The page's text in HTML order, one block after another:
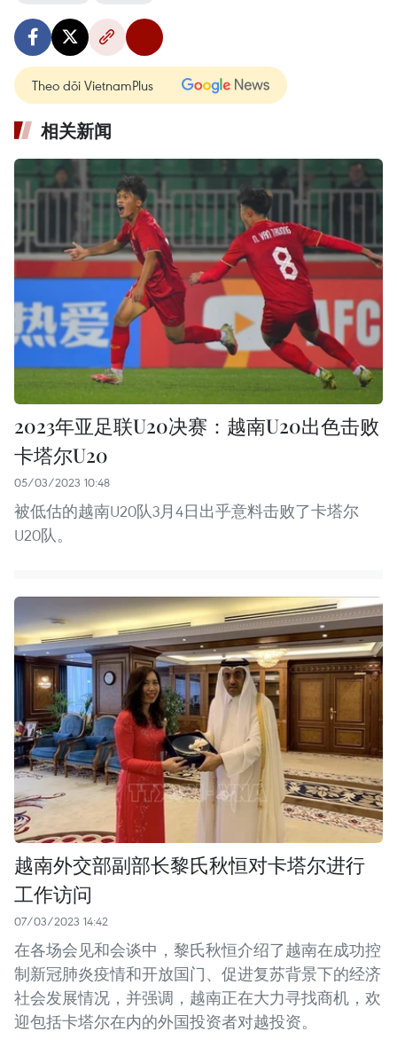
Theo dõi VietnamPlus
相关新闻
2023年亚足联U20决赛：越南U20出色击败
卡塔尔U20
05/03/2023 10:48
被低估的越南U20队3月4日出乎意料击败了卡塔尔
U20队。
越南外交部副部长黎氏秋恒对卡塔尔进行
工作访问
07/03/2023 14:42
在各场会见和会谈中，黎氏秋恒介绍了越南在成功控
制新冠肺炎疫情和开放国门、促进复苏背景下的经济
社会发展情况，并强调，越南正在大力寻找商机，欢
迎包括卡塔尔在内的外国投资者对越投资。